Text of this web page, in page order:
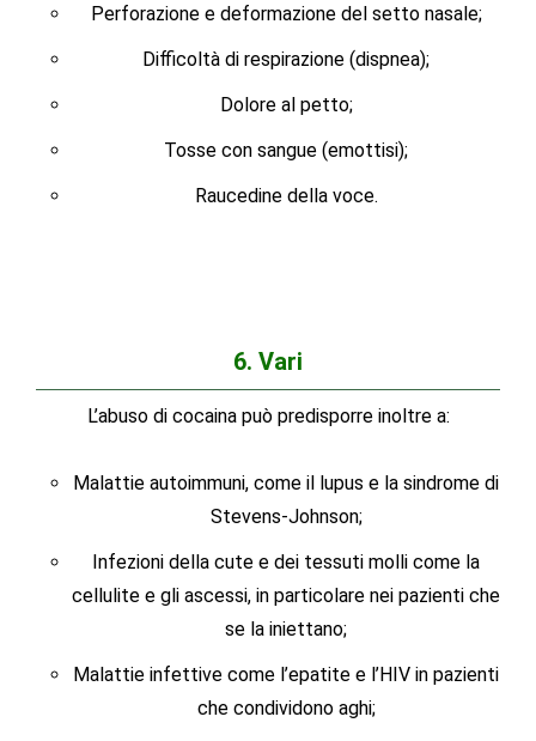
Perforazione e deformazione del setto nasale;
Difficoltà di respirazione (dispnea);
Dolore al petto;
Tosse con sangue (emottisi);
Raucedine della voce.
6. Vari
L’abuso di cocaina può predisporre inoltre a:
Malattie autoimmuni, come il lupus e la sindrome di
Stevens-Johnson;
Infezioni della cute e dei tessuti molli come la
cellulite e gli ascessi, in particolare nei pazienti che
se la iniettano;
Malattie infettive come l’epatite e l’HIV in pazienti
che condividono aghi;